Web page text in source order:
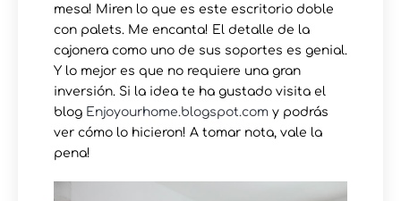
mesa! Miren lo que es este escritorio doble
con palets. Me encanta! El detalle de la
cajonera como uno de sus soportes es genial.
Y lo mejor es que no requiere una gran
inversión. Si la idea te ha gustado visita el
blog Enjoyourhome.blogspot.com y podrás
ver cómo lo hicieron! A tomar nota, vale la
pena!